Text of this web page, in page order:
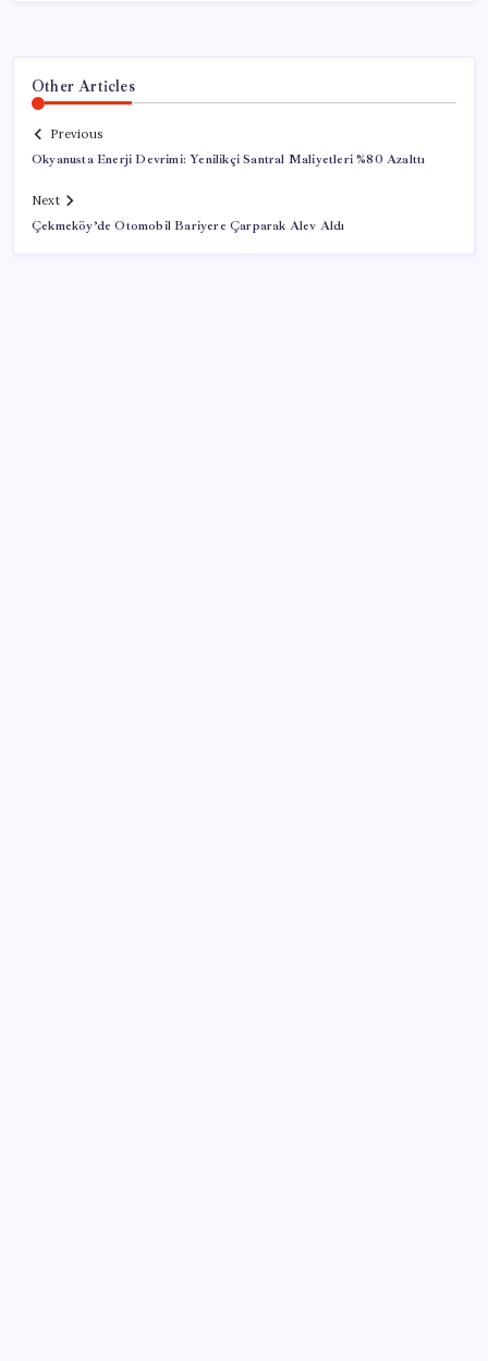
Other Articles
Previous
Okyanusta Enerji Devrimi: Yenilikçi Santral Maliyetleri %80 Azalttı
Next
Çekmeköy’de Otomobil Bariyere Çarparak Alev Aldı